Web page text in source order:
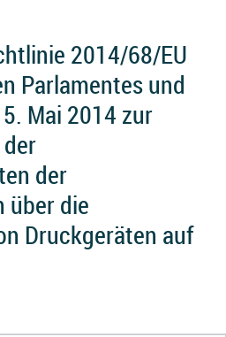
2014/68/EU
Parlamentes und
Mai 2014 zur
der
über die
Druckgeräten auf